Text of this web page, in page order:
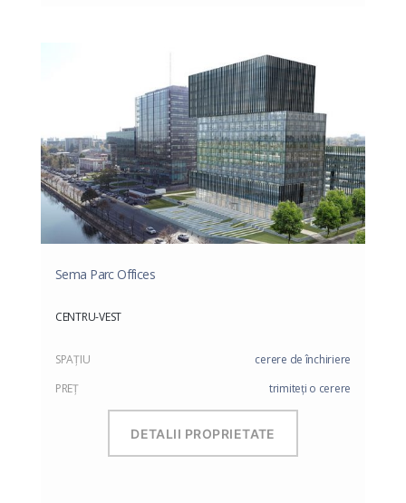
Sema Parc Offices
CENTRU-VEST
SPAŢIU
cerere de închiriere
PREŢ
trimiteți o cerere
DETALII PROPRIETATE